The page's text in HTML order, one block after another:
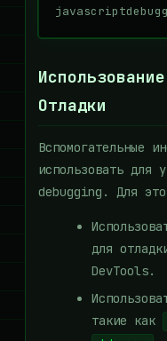
Отладки
Вспомогательные
использовать для
debugging. Для
для
DevTools.
такие как